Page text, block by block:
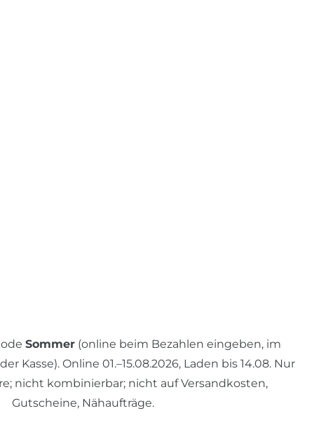
Sommer(online beim Bezahlen eingeben, im
Kasse). Online 01.–15.08.2026, Laden bis 14.08. Nur
nicht kombinierbar; nicht auf Versandkosten,
Gutscheine, Nähaufträge.